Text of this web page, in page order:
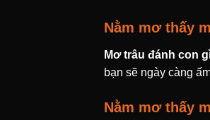
Nằm mơ thấy
Mơ trâu đánh con
bạn sẽ ngày càng
Nằm mơ thấy